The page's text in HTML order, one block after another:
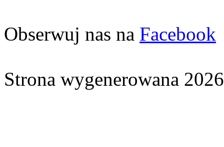
Obserwuj nas na Facebook
Strona wygenerowana